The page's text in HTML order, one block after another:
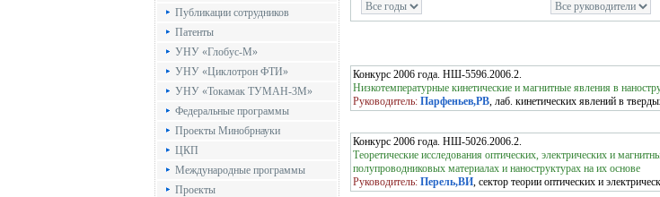
Публикации сотрудников
Патенты
УНУ «Глобус-М»
УНУ «Циклотрон ФТИ»
УНУ «Токамак ТУМАН-3М»
Федеральные программы
Проекты Минобрнауки
ЦКП
Международные программы
Проекты
Конкурс 2006 года. НШ-5596.2006.2.
Низкотемпературные кинетические и магнитные явления в
Руководитель: Парфеньев,РВ, лаб. кинетических явлений в
Конкурс 2006 года. НШ-5026.2006.2.
Теоретические исследования оптических, электрических и
полупроводниковых материалах и наноструктурах на их основе
Руководитель: Перель,ВИ, сектор теории оптических и